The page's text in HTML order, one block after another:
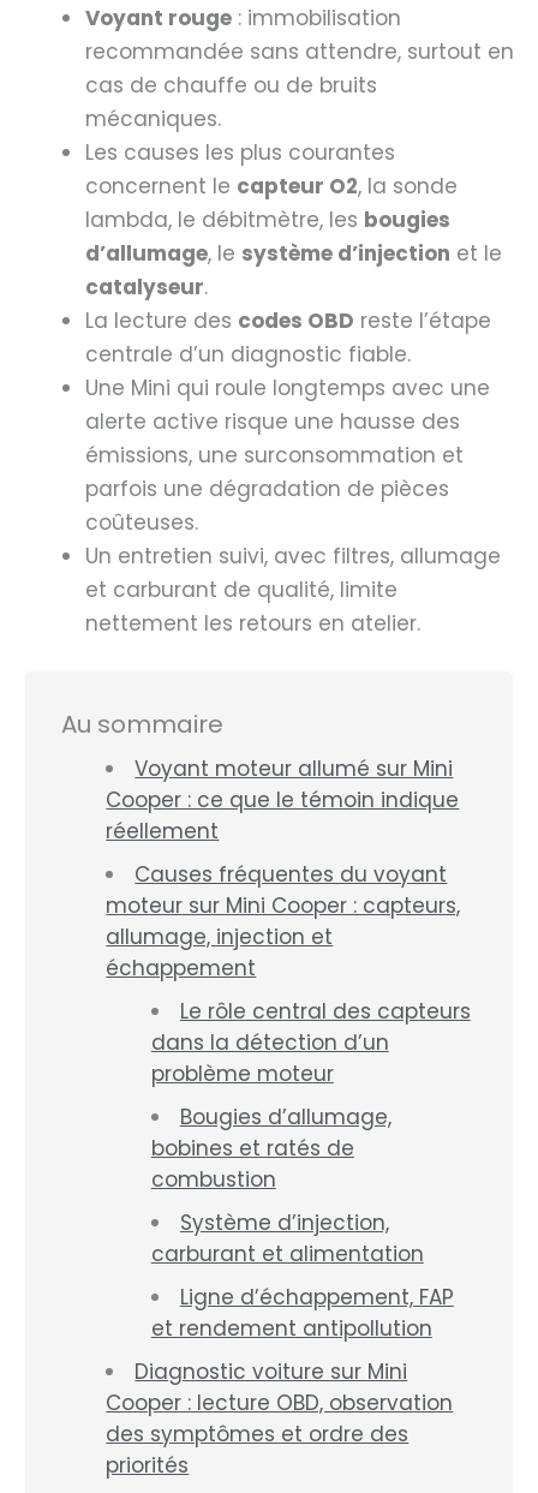
Voyant rouge : immobilisation
recommandée sans attendre, surtout en
cas de chauffe ou de bruits
mécaniques.
Les causes les plus courantes
concernent le capteur O2, la sonde
lambda, le débitmètre, les bougies
d’allumage, le système d’injection et le
catalyseur.
La lecture des codes OBD reste l’étape
centrale d’un diagnostic fiable.
Une Mini qui roule longtemps avec une
alerte active risque une hausse des
émissions, une surconsommation et
parfois une dégradation de pièces
coûteuses.
Un entretien suivi, avec filtres, allumage
et carburant de qualité, limite
nettement les retours en atelier.
Au sommaire
Voyant moteur allumé sur Mini
Cooper : ce que le témoin indique
réellement
Causes fréquentes du voyant
moteur sur Mini Cooper : capteurs,
allumage, injection et
échappement
Le rôle central des capteurs
dans la détection d’un
problème moteur
Bougies d’allumage,
bobines et ratés de
combustion
Système d’injection,
carburant et alimentation
Ligne d’échappement, FAP
et rendement antipollution
Diagnostic voiture sur Mini
Cooper : lecture OBD, observation
des symptômes et ordre des
priorités